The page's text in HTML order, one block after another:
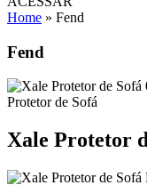
Home » Fend
Fend
Protetor de Sofá
Xale Protetor